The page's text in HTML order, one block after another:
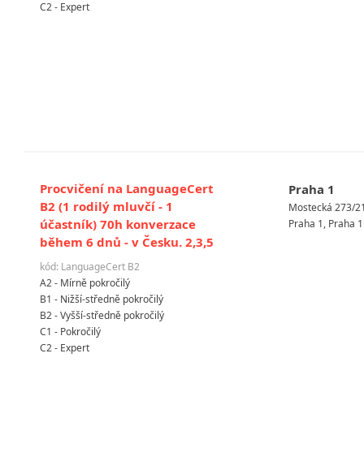
C2 - Expert
Procvičení na LanguageCert
B2 (1 rodilý mluvčí - 1
účastník) 70h konverzace
během 6 dnů - v Česku. 2,3,5
kód: LanguageCert B2
A2 - Mírně pokročilý
B1 - Nižší-středně pokročilý
B2 - Vyšší-středně pokročilý
C1 - Pokročilý
C2 - Expert
Praha 1
Mostecká 273/
Praha 1, Praha 1